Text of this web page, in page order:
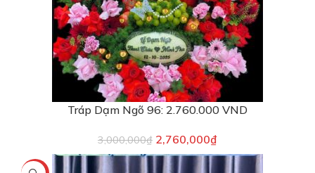
Tráp Dạm Ngõ 96: 2.760.000 VND
3,000,000₫ 2,760,000₫